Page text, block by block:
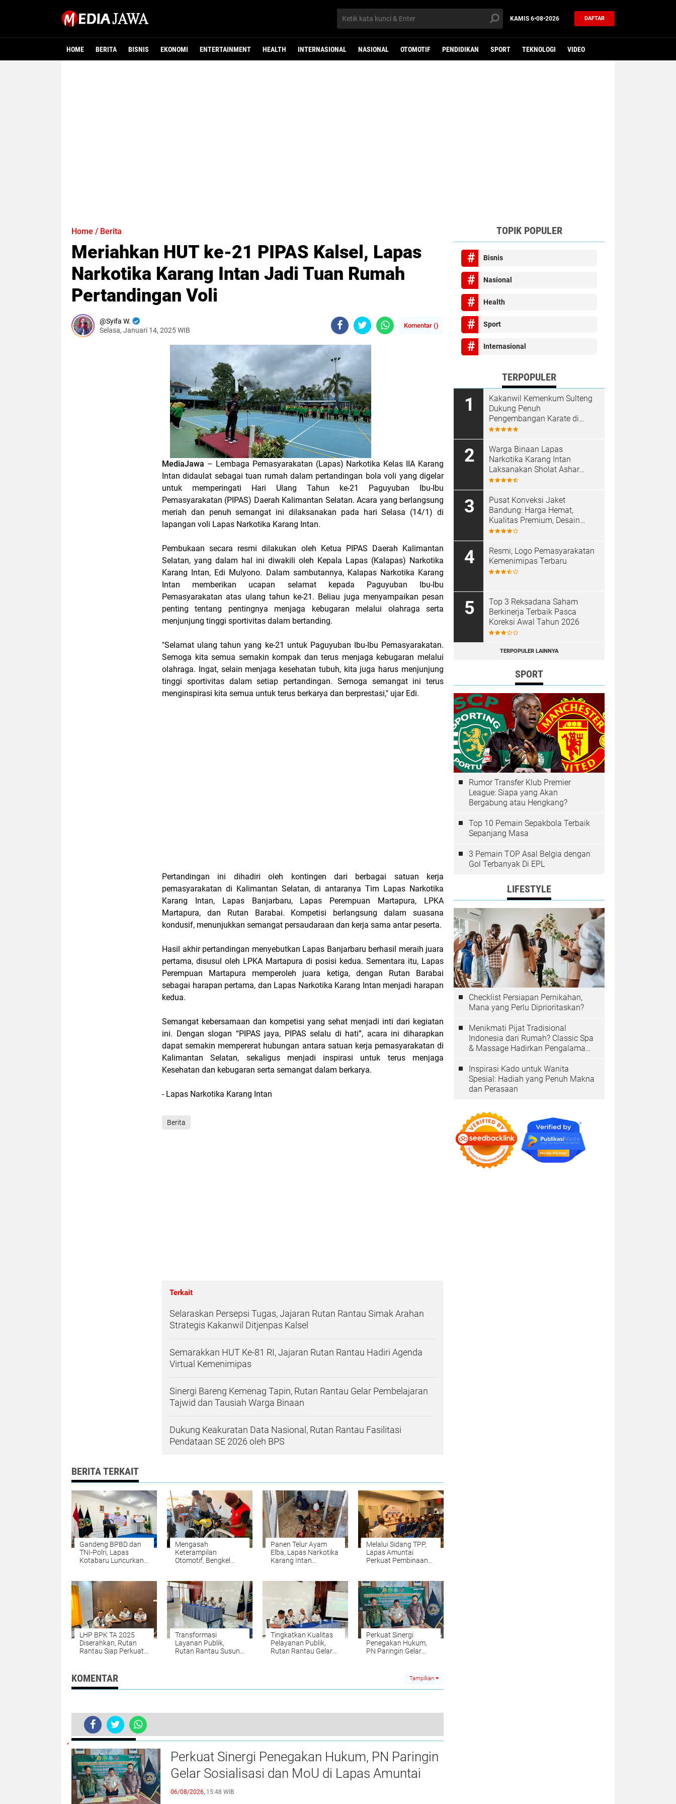
KAMIS 6•08•2026 DAFTAR
HOME BERITA BISNIS EKONOMI ENTERTAINMENT HEALTH INTERNASIONAL NASIONAL OTOMOTIF PENDIDIKAN SPORT TEKNOLOGI VIDEO
Home / Berita
Meriahkan HUT ke-21 PIPAS Kalsel, Lapas
Narkotika Karang Intan Jadi Tuan Rumah
Pertandingan Voli
Syifa W.
Selasa, Januari 14, 2025 WIB
Komentar ()
MediaJawa – Lembaga Pemasyarakatan (Lapas) Narkotika Kelas IIA Karang
Intan didaulat sebagai tuan rumah dalam pertandingan bola voli yang digelar
untuk memperingati Hari Ulang Tahun ke-21 Paguyuban Ibu-Ibu
Pemasyarakatan (PIPAS) Daerah Kalimantan Selatan. Acara yang berlangsung
meriah dan penuh semangat ini dilaksanakan pada hari Selasa (14/1) di
lapangan voli Lapas Narkotika Karang Intan.
Pembukaan secara resmi dilakukan oleh Ketua PIPAS Daerah Kalimantan
Selatan, yang dalam hal ini diwakili oleh Kepala Lapas (Kalapas) Narkotika
Karang Intan, Edi Mulyono. Dalam sambutannya, Kalapas Narkotika Karang
Intan memberikan ucapan selamat kepada Paguyuban Ibu-Ibu
Pemasyarakatan atas ulang tahun ke-21. Beliau juga menyampaikan pesan
penting tentang pentingnya menjaga kebugaran melalui olahraga serta
menjunjung tinggi sportivitas dalam bertanding.
"Selamat ulang tahun yang ke-21 untuk Paguyuban Ibu-Ibu Pemasyarakatan.
Semoga kita semua semakin kompak dan terus menjaga kebugaran melalui
olahraga. Ingat, selain menjaga kesehatan tubuh, kita juga harus menjunjung
tinggi sportivitas dalam setiap pertandingan. Semoga semangat ini terus
menginspirasi kita semua untuk terus berkarya dan berprestasi," ujar Edi.
Pertandingan ini dihadiri oleh kontingen dari berbagai satuan kerja
pemasyarakatan di Kalimantan Selatan, di antaranya Tim Lapas Narkotika
Karang Intan, Lapas Banjarbaru, Lapas Perempuan Martapura, LPKA
Martapura, dan Rutan Barabai. Kompetisi berlangsung dalam suasana
kondusif, menunjukkan semangat persaudaraan dan kerja sama antar peserta.
Hasil akhir pertandingan menyebutkan Lapas Banjarbaru berhasil meraih juara
pertama, disusul oleh LPKA Martapura di posisi kedua. Sementara itu, Lapas
Perempuan Martapura memperoleh juara ketiga, dengan Rutan Barabai
sebagai harapan pertama, dan Lapas Narkotika Karang Intan menjadi harapan
kedua.
Semangat kebersamaan dan kompetisi yang sehat menjadi inti dari kegiatan
ini. Dengan slogan “PIPAS jaya, PIPAS selalu di hati”, acara ini diharapkan
dapat semakin mempererat hubungan antara satuan kerja pemasyarakatan di
Kalimantan Selatan, sekaligus menjadi inspirasi untuk terus menjaga
Kesehatan dan kebugaran serta semangat dalam berkarya.
- Lapas Narkotika Karang Intan
Berita
Terkait
Selaraskan Persepsi Tugas, Jajaran Rutan Rantau Simak Arahan
Strategis Kakanwil Ditjenpas Kalsel
Semarakkan HUT Ke-81 RI, Jajaran Rutan Rantau Hadiri Agenda
Virtual Kemenimipas
Sinergi Bareng Kemenag Tapin, Rutan Rantau Gelar Pembelajaran
Tajwid dan Tausiah Warga Binaan
Dukung Keakuratan Data Nasional, Rutan Rantau Fasilitasi
Pendataan SE 2026 oleh BPS
BERITA TERKAIT
Gandeng BPBD dan
TNI-Polri, Lapas
Kotabaru Luncurkan
Mengasah
Keterampilan
Otomotif, Bengkel
Intan Siapkan Warga
Binaan Lebih Mandiri
Panen Telur Ayam
Elba, Lapas Narkotika
Karang Intan
Pembinaan
Melalui Sidang TPP,
Lapas Amuntai
Perkuat Pembinaan
LHP BPK TA 2025
Diserahkan, Rutan
Rantau Siap Perkuat
Transformasi
Layanan Publik,
Rutan Rantau Susun
Tingkatkan Kualitas
Pelayanan Publik,
Rutan Rantau Gelar
Perkuat Sinergi
Penegakan Hukum,
PN Paringin Gelar
KOMENTAR Tampilkan
Meriahkan HUT ke-21 PIPAS Kalsel, Lapas Narkotika Karang Intan Jadi Tuan Rumah Pertandingan Voli
0
BERITA TERKINI
Perkuat Sinergi Penegakan Hukum, PN Paringin
Gelar Sosialisasi dan MoU di Lapas Amuntai
06/08/2026, 15:48 WIB
TOPIK POPULER
Bisnis
Nasional
Health
Sport
Internasional
TERPOPULER
Kakanwil Kemenkum Sulteng
Dukung Penuh
Pengembangan Karate di
Bumi Seribu Megalith
Warga Binaan Lapas
Narkotika Karang Intan
Laksanakan Sholat Ashar
Berjamaah di Masjid At-
Pusat Konveksi Jaket
Bandung: Harga Hemat,
Kualitas Premium, Desain
Custom
Resmi, Logo Pemasyarakatan
Kemenimipas Terbaru
Top 3 Reksadana Saham
Berkinerja Terbaik Pasca
Koreksi Awal Tahun 2026
TERPOPULER LAINNYA
SPORT
Rumor Transfer Klub Premier
League: Siapa yang Akan
Bergabung atau Hengkang?
Top 10 Pemain Sepakbola Terbaik
Sepanjang Masa
3 Pemain TOP Asal Belgia dengan
Gol Terbanyak Di EPL
LIFESTYLE
Checklist Persiapan Pernikahan,
Mana yang Perlu Diprioritaskan?
Menikmati Pijat Tradisional
Indonesia dari Rumah? Classic Spa
& Massage Hadirkan Pengalaman
Inspirasi Kado untuk Wanita
Spesial: Hadiah yang Penuh Makna
dan Perasaan